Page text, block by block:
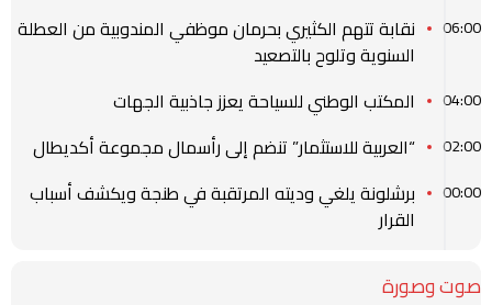
06:00
نقابة تتهم الكثيري بحرمان موظفي المندوبية من العطلة
السنوية وتلوح بالتصعيد
04:00 المكتب الوطني للسياحة يعزز جاذبية الجهات
02:00 “العربية للاستثمار” تنضم إلى رأسمال مجموعة أكديطال
00:00
برشلونة يلغي وديته المرتقبة في طنجة ويكشف أسباب
القرار
صوت وصورة